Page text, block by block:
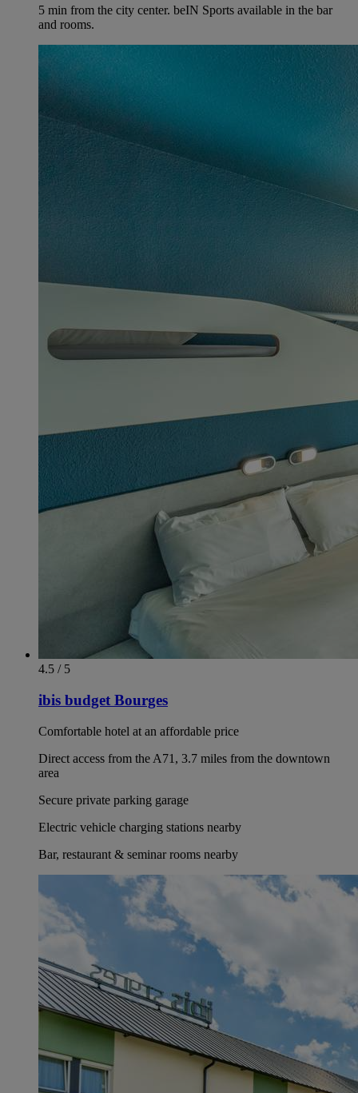
5 min from the city center. beIN Sports available in the bar
and rooms.
4.5 / 5
ibis budget Bourges
Comfortable hotel at an affordable price
Direct access from the A71, 3.7 miles from the downtown
area
Secure private parking garage
Electric vehicle charging stations nearby
Bar, restaurant & seminar rooms nearby